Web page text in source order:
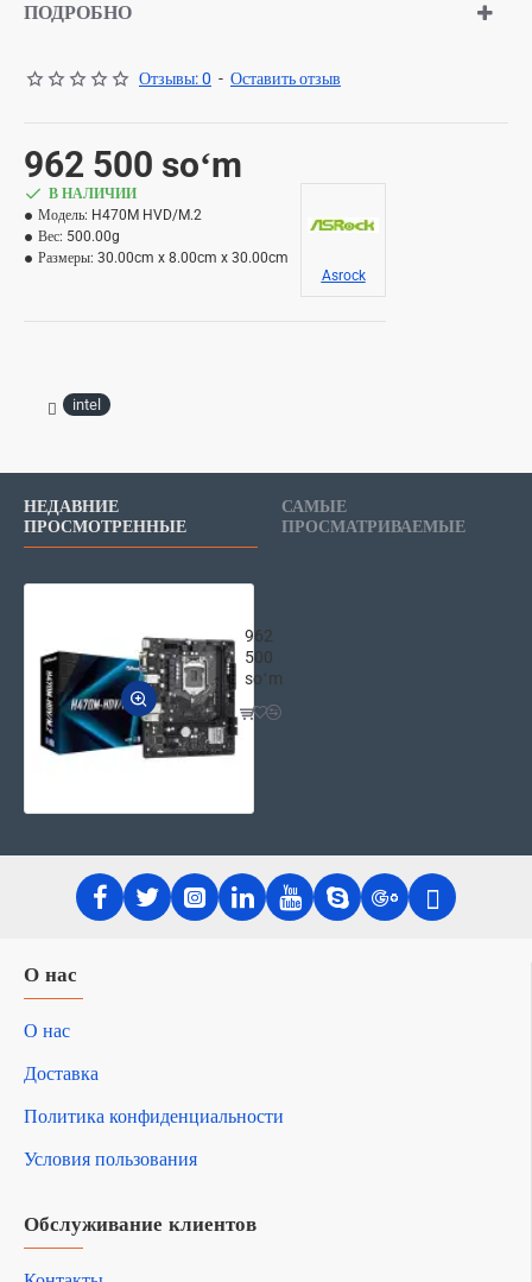
ПОДРОБНО
Отзывы: 0 - Оставить отзыв
962 500 soʻm
В НАЛИЧИИ
Модель: H470M HVD/M.2
Вес: 500.00g
Размеры: 30.00cm x 8.00cm x 30.00cm
Asrock
intel
НЕДАВНИЕ
ПРОСМОТРЕННЫЕ
САМЫЕ
ПРОСМАТРИВАЕМЫЕ
962
500
soʻm
О нас
О нас
Доставка
Политика конфиденциальности
Условия пользования
Обслуживание клиентов